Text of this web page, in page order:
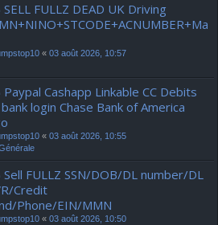
FULLZ DEAD UK Driving
« 03 août 2026, 10:57
Cashapp Linkable CC Debits
login Chase Bank of America
« 03 août 2026, 10:55
FULLZ SSN/DOB/DL number/DL
Credit
Phone/EIN/MMN
« 03 août 2026, 10:50